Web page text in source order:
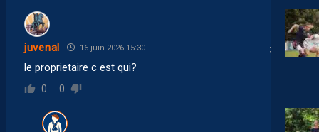
juvenal 16 juin 2026 15:30
le proprietaire c est qui?
0 0